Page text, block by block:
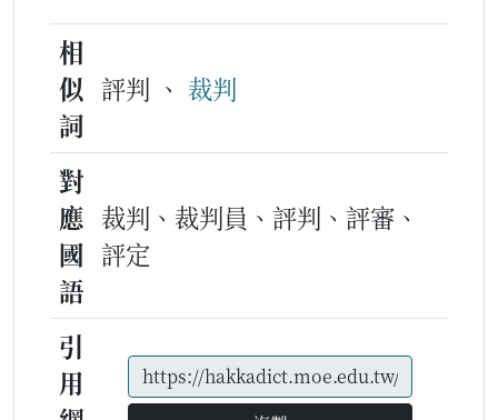
相
似
詞
評判 、 裁判
對
應
國
語
裁判、裁判員、評判、評審、
評定
引
用